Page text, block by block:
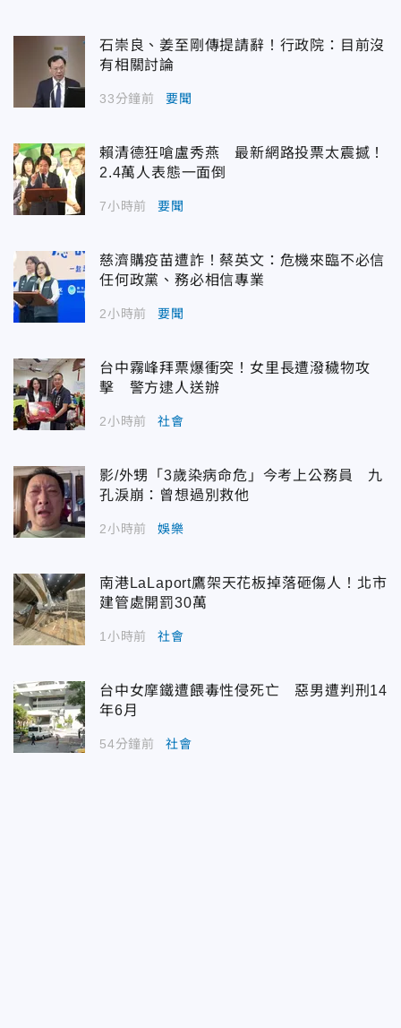
石崇良、姜至剛傳提請辭！行政院：目前沒
有相關討論
33分鐘前 要聞
賴清德狂嗆盧秀燕 最新網路投票太震撼！
2.4萬人表態一面倒
7小時前 要聞
慈濟購疫苗遭詐！蔡英文：危機來臨不必信
任何政黨、務必相信專業
2小時前 要聞
台中霧峰拜票爆衝突！女里長遭潑穢物攻
擊 警方逮人送辦
2小時前 社會
影/外甥「3歲染病命危」今考上公務員 九
孔淚崩：曾想過別救他
2小時前 娛樂
南港LaLaport鷹架天花板掉落砸傷人！北市
建管處開罰30萬
1小時前 社會
台中女摩鐵遭餵毒性侵死亡 惡男遭判刑14
年6月
54分鐘前 社會